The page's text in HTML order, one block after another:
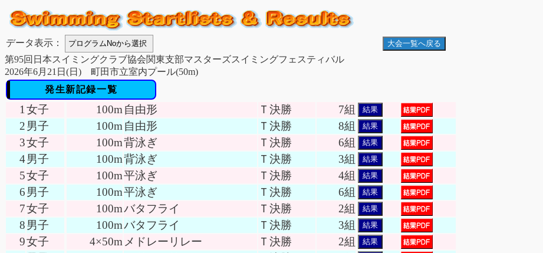
データ表示： 大会一覧へ戻る
第95回日本スイミングクラブ協会関東支部マスターズスイミングフェスティバル
2026年6月21日(日) 町田市立室内プール(50m)
発生新記録一覧
1 女子 100m 自由形 Ｔ決勝 7組 結果
2男子 100m 自由形 Ｔ決勝 8組 結果
3女子 100m背泳ぎ Ｔ決勝 6組 結果
4男子 100m背泳ぎ Ｔ決勝 3組 結果
5女子 100m平泳ぎ Ｔ決勝 4組 結果
6男子 100m平泳ぎ Ｔ決勝 6組 結果
7女子 100mバタフライ Ｔ決勝 2組 結果
8男子 100mバタフライ Ｔ決勝 3組 結果
9女子 4×50m メドレーリレー Ｔ決勝 2組 結果